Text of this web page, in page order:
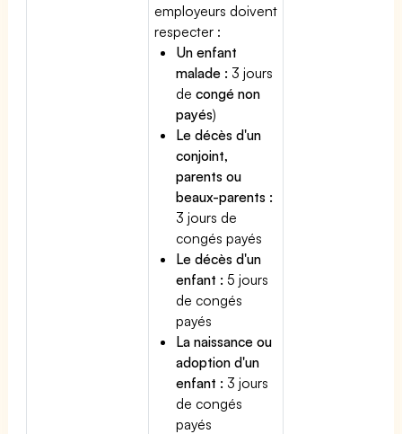
employeurs doivent
respecter :
Un enfant
malade : 3 jours
decongé non
payés)
Le décès d'un
conjoint,
parents ou
beaux-parents :
3 jours de
congés payés
Le décès d'un
enfant : 5 jours
de congés
payés
La naissance ou
adoption d'un
enfant : 3 jours
de congés
payés